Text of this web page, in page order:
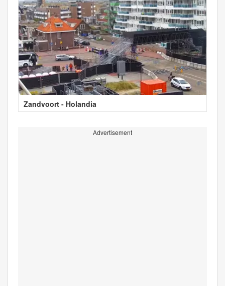
Zandvoort - Holandia
Advertisement